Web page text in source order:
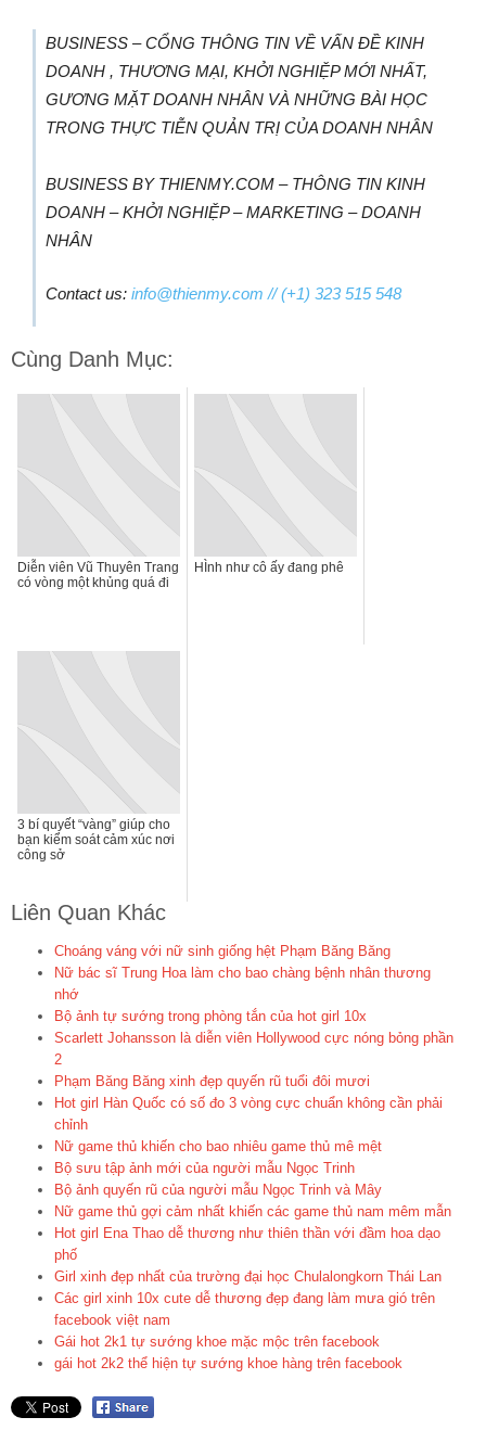
BUSINESS – CỔNG THÔNG TIN VỀ VẤN ĐỀ KINH
DOANH , THƯƠNG MẠI, KHỞI NGHIỆP MỚI NHẤT,
GƯƠNG MẶT DOANH NHÂN VÀ NHỮNG BÀI HỌC
TRONG THỰC TIỄN QUẢN TRỊ CỦA DOANH NHÂN
BUSINESS BY THIENMY.COM – THÔNG TIN KINH
DOANH – KHỞI NGHIỆP – MARKETING – DOANH
NHÂN
Contact us: info@thienmy.com // (+1) 323 515 548
Cùng Danh Mục:
Diễn viên Vũ Thuyên Trang
có vòng một khủng quá đi
HÌnh như cô ấy đang phê
3 bí quyết “vàng” giúp cho
bạn kiểm soát cảm xúc nơi
công sở
Liên Quan Khác
Choáng váng với nữ sinh giống hệt Phạm Băng Băng
Nữ bác sĩ Trung Hoa làm cho bao chàng bệnh nhân thương
nhớ
Bộ ảnh tự sướng trong phòng tắn của hot girl 10x
Scarlett Johansson là diễn viên Hollywood cực nóng bỏng phần
2
Phạm Băng Băng xinh đẹp quyến rũ tuổi đôi mươi
Hot girl Hàn Quốc có số đo 3 vòng cực chuẩn không cần phải
chỉnh
Nữ game thủ khiến cho bao nhiêu game thủ mê mệt
Bộ sưu tập ảnh mới của người mẫu Ngọc Trinh
Bộ ảnh quyến rũ của người mẫu Ngọc Trinh và Mây
Nữ game thủ gợi cảm nhất khiến các game thủ nam mêm mẫn
Hot girl Ena Thao dễ thương như thiên thần với đầm hoa dạo
phố
Girl xinh đẹp nhất của trường đại học Chulalongkorn Thái Lan
Các girl xinh 10x cute dễ thương đẹp đang làm mưa gió trên
facebook việt nam
Gái hot 2k1 tự sướng khoe mặc mộc trên facebook
gái hot 2k2 thể hiện tự sướng khoe hàng trên facebook